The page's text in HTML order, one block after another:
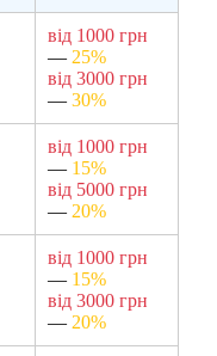
від 1000 грн
— 25%
від 3000 грн
— 30%
від 1000 грн
— 15%
від 5000 грн
— 20%
від 1000 грн
— 15%
від 3000 грн
— 20%